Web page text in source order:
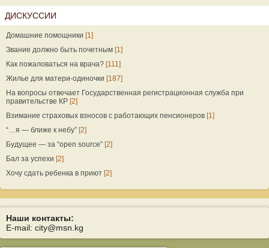
ДИСКУССИИ
Домашние помощники [1]
Звание должно быть почетным [1]
Как пожаловаться на врача? [111]
Жилье для матери-одиночки [187]
На вопросы отвечает Государственная регистрационная служба при
правительстве КР [2]
Взимание страховых взносов с работающих пенсионеров [1]
“…я — ближе к небу” [2]
Будущее — за “open source” [2]
Бал за успехи [2]
Хочу сдать ребенка в приют [2]
Наши контакты:
E-mail: city@msn.kg